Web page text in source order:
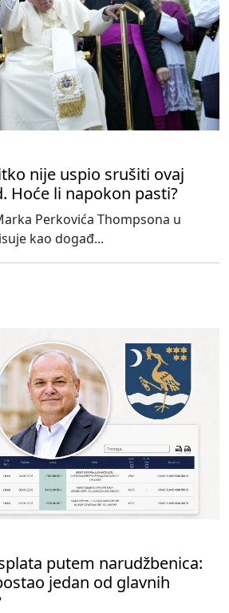
nije uspio srušiti ovaj
Hoće li napokon pasti?
Perkovića Thompsona u
kao događ...
putem narudžbenica:
jedan od glavnih